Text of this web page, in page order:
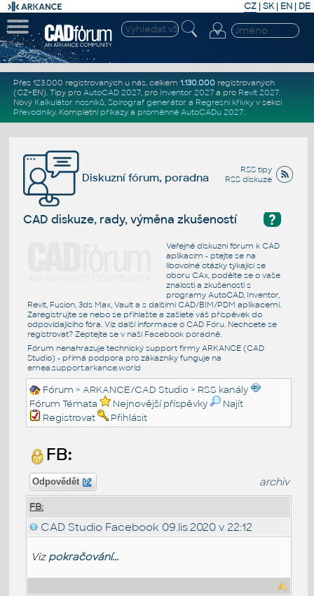
CZ | SK| EN | DE
Přes 123.000 registrovaných u nás, celkem 1.130.000registrovaných
(CZ+EN). Tipy pro AutoCAD 2027, pro Inventor 2027a pro Revit 2027.
Nový Kalkulátor nosníků, Spirograf generátor a Regresní křivkyv sekci
Převodníky. Kompletní příkazya proměnné AutoCADu 2027.
RSS tipy
RSS diskuze
Diskuzní fórum, poradna
?
CAD diskuze, rady, výměna zkušeností
Veřejné diskuzní fórum k CAD
aplikacím - ptejte se na
libovolné otázky týkající se
oboru CAx, podělte se o vaše
znalosti a zkušenosti s
programy AutoCAD, Inventor,
Revit, Fusion, 3ds Max, Vault a s dalšími CAD/BIM/PDM aplikacemi.
Zaregistrujte se nebo se přihlašte a zašlete váš příspěvek do
odpovídajícího fóra. Viz další informace o CAD Fóru. Nechcete se
registrovat? Zeptejte se v naší Facebook poradně.
Fórum nenahrazuje technický support firmy ARKANCE (CAD
Studio) - přímá podpora pro zákazníky funguje na
emea.support.arkance.world
Fórum >ARKANCE/CAD Studio > RSS kanály
Fórum Témata
Nejnovější příspěvky
Najít
Registrovat
Přihlásit
FB:
Odpovědět archiv
FB:
CAD Studio Facebook 09.lis.2020 v 22:12
Viz pokračování...